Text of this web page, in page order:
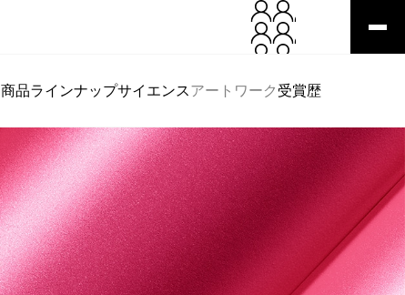
商品ラインナップサイエンスアートワーク 受賞歴